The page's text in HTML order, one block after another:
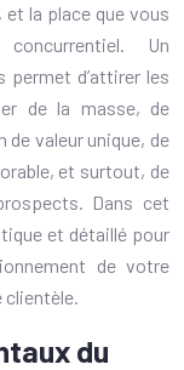
la place que vous
Un
d’attirer les
de la masse, de
valeur unique, de
et surtout, de
Dans cet
et détaillé pour
de votre
clientèle.
du